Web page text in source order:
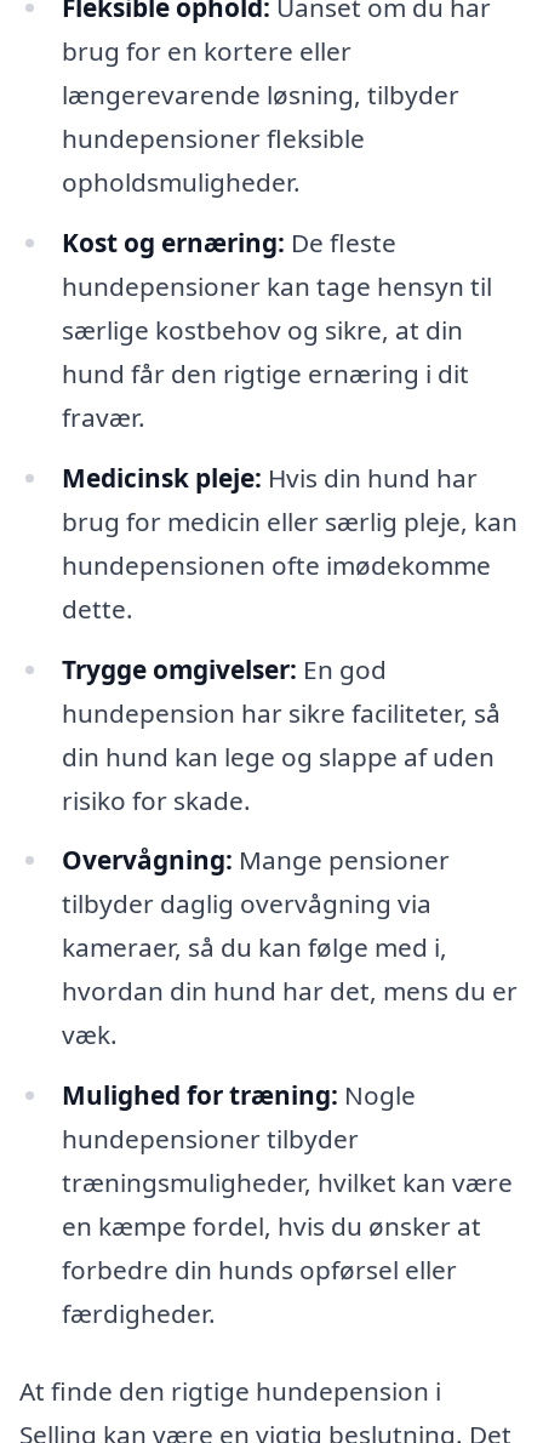
Fleksible ophold: Uanset om du har
brug for en kortere eller
længerevarende løsning, tilbyder
hundepensioner fleksible
opholdsmuligheder.
Kost og ernæring: De fleste
hundepensioner kan tage hensyn til
særlige kostbehov og sikre, at din
hund får den rigtige ernæring i dit
fravær.
Medicinsk pleje: Hvis din hund har
brug for medicin eller særlig pleje, kan
hundepensionen ofte imødekomme
dette.
Trygge omgivelser: En god
hundepension har sikre faciliteter, så
din hund kan lege og slappe af uden
risiko for skade.
Overvågning: Mange pensioner
tilbyder daglig overvågning via
kameraer, så du kan følge med i,
hvordan din hund har det, mens du er
væk.
Mulighed for træning: Nogle
hundepensioner tilbyder
træningsmuligheder, hvilket kan være
en kæmpe fordel, hvis du ønsker at
forbedre din hunds opførsel eller
færdigheder.
At finde den rigtige hundepension i
Selling kan være en vigtig beslutning. Det